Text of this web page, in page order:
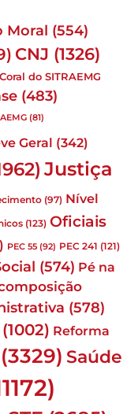
Moral (554)
CNJ (1326)
Coral do SITRAEMG
(483)
(81)
Geral (342)
Justiça
(97) Nível
(123) Oficiais
PEC 55 (92) PEC 241 (121)
(574) Pé na
(578)
(1002) Reforma
(3329) Saúde